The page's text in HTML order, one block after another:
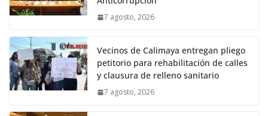
7 agosto, 2026
Vecinos de Calimaya entregan pliego
petitorio para rehabilitación de calles
y clausura de relleno sanitario
7 agosto, 2026